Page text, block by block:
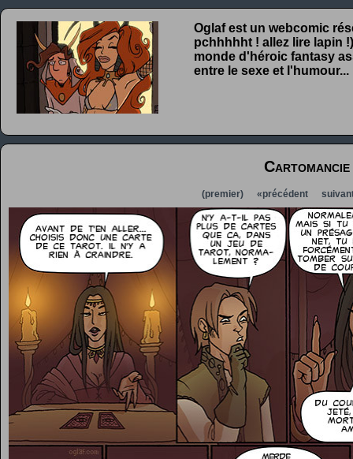
Oglaf est un webcomic
pchhhhht ! allez lire lapin
monde d'héroic fantasy
entre le sexe et l'humour...
Cartomancie
(premier) «précédent